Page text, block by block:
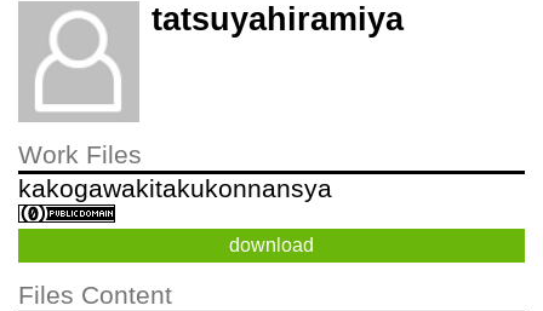
tatsuyahiramiya
Work Files
kakogawakitakukonnansya
download
Files Content